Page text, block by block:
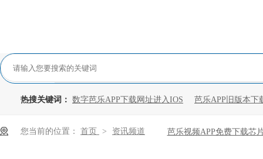
热搜关键词： 数字芭乐APP下载网址进入IOS 芭乐APP旧版本下
芭乐视频APP免费下载芯
您当前的位置： 首页 > 资讯频道